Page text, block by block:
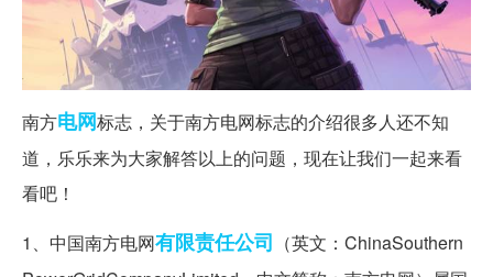
南方电网标志，关于南方电网标志的介绍很多人还不知
道，乐乐来为大家解答以上的问题，现在让我们一起来看
看吧！
1、中国南方电网有限责任公司 （英文：ChinaSouthern